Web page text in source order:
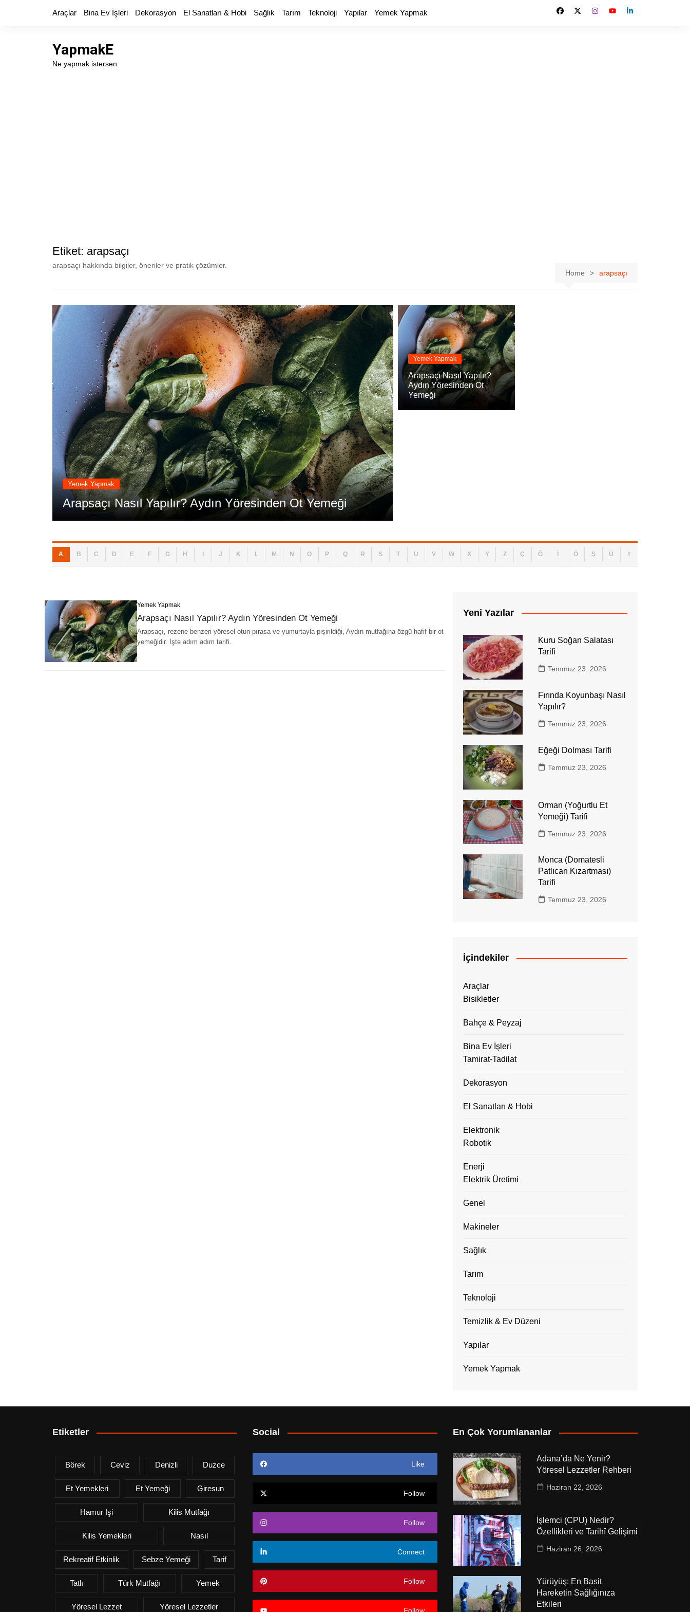
Araçlar Bina Ev İşleri Dekorasyon El Sanatları & Hobi Sağlık Tarım Teknoloji Yapılar Yemek Yapmak
YapmakE
Ne yapmak istersen
Etiket: arapsaçı
arapsaçı hakkında bilgiler, öneriler ve pratik çözümler.
Home
arapsaçı
Yemek Yapmak
Arapsaçı Nasıl Yapılır? Aydın Yöresinden Ot Yemeği
Yemek Yapmak
Arapsaçı Nasıl Yapılır?
Aydın Yöresinden Ot
Yemeği
A B C D E F G H J K L M N O P Q R S T U V W X Y Z Ç Ğ Ö Ş Ü #
Yemek Yapmak
Arapsaçı Nasıl Yapılır? Aydın Yöresinden Ot Yemeği
Arapsaçı, rezene benzeri yöresel otun pırasa ve yumurtayla pişirildiği, Aydın mutfağına özgü hafif bir ot
yemeğidir. İşte adım adım tarifi.
Yeni Yazılar
Kuru Soğan Salatası
Tarifi
Temmuz 23, 2026
Fırında Koyunbaşı Nasıl
Yapılır?
Temmuz 23, 2026
Eğeği Dolması Tarifi
Temmuz 23, 2026
Orman (Yoğurtlu Et
Yemeği) Tarifi
Temmuz 23, 2026
Monca (Domatesli
Patlıcan Kızartması)
Tarifi
Temmuz 23, 2026
İçindekiler
Araçlar
Bisikletler
Bahçe & Peyzaj
Bina Ev İşleri
Tamirat-Tadilat
Dekorasyon
El Sanatları & Hobi
Elektronik
Robotik
Enerji
Elektrik Üretimi
Genel
Makineler
Sağlık
Tarım
Teknoloji
Temizlik & Ev Düzeni
Yapılar
Yemek Yapmak
Etiketler
Börek Ceviz Denizli Duzce
Et Yemekleri Et Yemeği Giresun
Hamur Işi Kilis Mutfağı
Kilis Yemekleri Nasıl
Rekreatif Etkinlik Sebze Yemeği Tarif
Tatlı Türk Mutfağı Yemek
Yöresel Lezzet Yöresel Lezzetler
Social
Like
Follow
Follow
Connect
Follow
En Çok Yorumlananlar
Adana’da Ne Yenir?
Yöresel Lezzetler Rehberi
Haziran 22, 2026
İşlemci (CPU) Nedir?
Özellikleri ve Tarihî Gelişimi
Haziran 26, 2026
Yürüyüş: En Basit
Hareketin Sağlığınıza
Etkileri